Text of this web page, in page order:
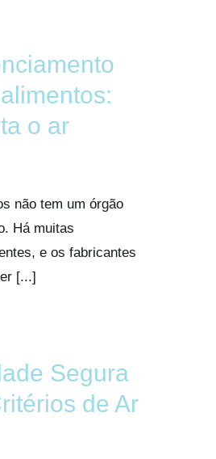
o ar
não tem um órgão
Há muitas
e os fabricantes
[...]
Segura
de Ar